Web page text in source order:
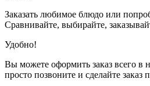
Заказать любимое блюдо или
Сравнивайте, выбирайте,
Удобно!
Вы можете оформить заказ всего в
просто позвоните и сделайте заказ